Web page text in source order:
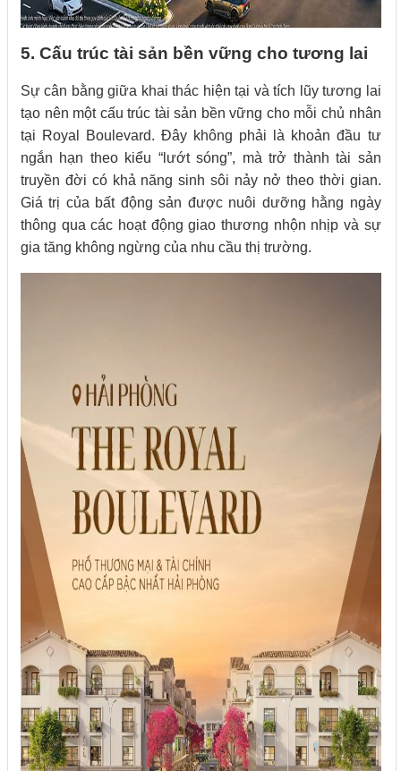
5. Cấu trúc tài sản bền vững cho tương lai
Sự cân bằng giữa khai thác hiện tại và tích lũy tương lai
tạo nên một cấu trúc tài sản bền vững cho mỗi chủ nhân
tại Royal Boulevard. Đây không phải là khoản đầu tư
ngắn hạn theo kiểu “lướt sóng”, mà trở thành tài sản
truyền đời có khả năng sinh sôi nảy nở theo thời gian.
Giá trị của bất động sản được nuôi dưỡng hằng ngày
thông qua các hoạt động giao thương nhộn nhịp và sự
gia tăng không ngừng của nhu cầu thị trường.